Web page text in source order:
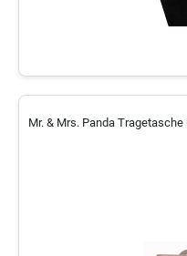
Mr. & Mrs. Panda